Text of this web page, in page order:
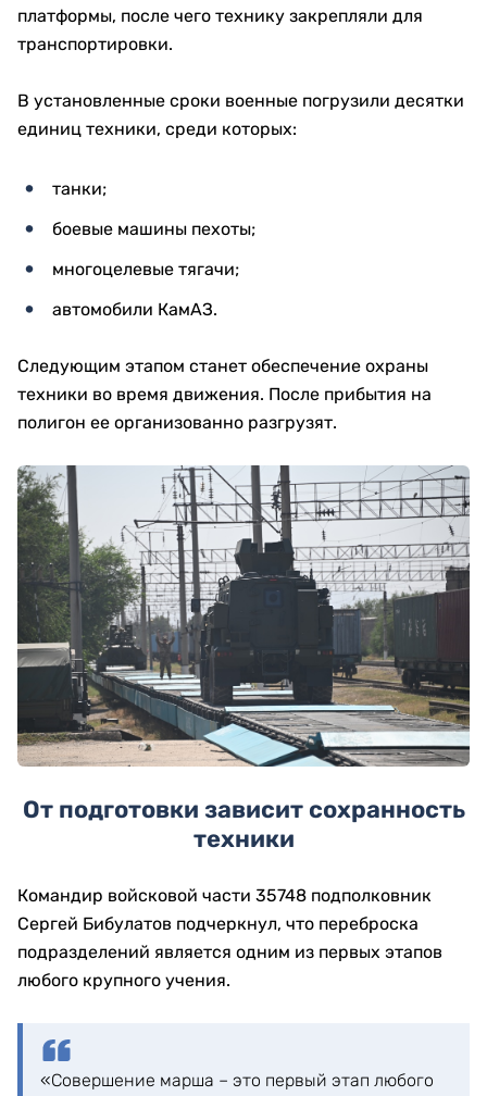
платформы, после чего технику закрепляли для
транспортировки.
В установленные сроки военные погрузили десятки
единиц техники, среди которых:
танки;
боевые машины пехоты;
многоцелевые тягачи;
автомобили КамАЗ.
Следующим этапом станет обеспечение охраны
техники во время движения. После прибытия на
полигон ее организованно разгрузят.
От подготовки зависит сохранность
техники
Командир войсковой части 35748 подполковник
Сергей Бибулатов подчеркнул, что переброска
подразделений является одним из первых этапов
любого крупного учения.
«Совершение марша – это первый этап любого